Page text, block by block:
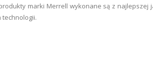
marki Merrell wykonane są z najlepszej